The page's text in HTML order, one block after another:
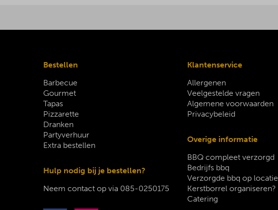
Bestellen
Barbecue
Gourmet
Tapas
Pizzarette
Dranken
Partyverhuur
Extra bestellen
Hulp nodig bij je bestellen?
Neem contact op via 085-0250175
Klantenservice
Allergenen
Veelgestelde vragen
Algemene voorwaarden
Privacybeleid
Overige informatie
BBQ compleet verzorgd
Bedrijfs bbq
Verzorgde bbq op locatie
Kerstborrel organiseren?
Catering